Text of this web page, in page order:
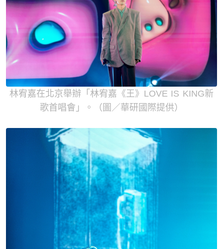
林宥嘉在北京舉辦「林宥嘉《王》LOVE IS KING新
歌首唱會」。（圖／華研國際提供）